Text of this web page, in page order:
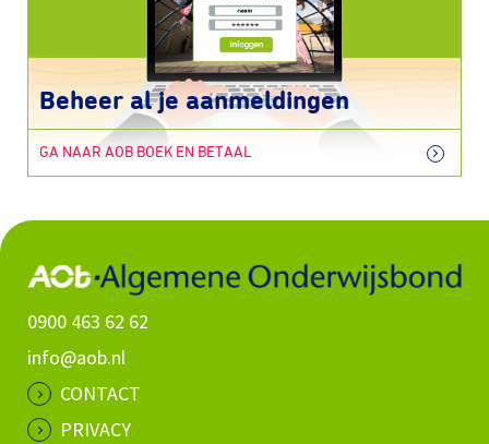
Beheer al je aanmeldingen
GA NAAR AOB BOEK EN BETAAL
0900 463 62 62
info@aob.nl
CONTACT
PRIVACY